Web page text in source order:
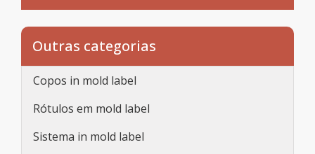
Outras categorias
Copos in mold label
Rótulos em mold label
Sistema in mold label